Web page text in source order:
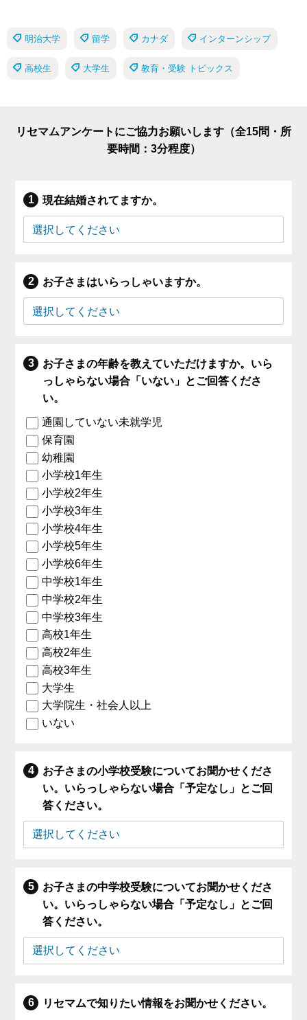
明治大学 留学 カナダ インターンシップ
高校生 大学生 教育・受験 トピックス
リセマムアンケートにご協力お願いします（全15問・所
要時間：3分程度）
現在結婚されてますか。
お子さまはいらっしゃいますか。
お子さまの年齢を教えていただけますか。いら
っしゃらない場合「いない」とご回答くださ
い。
通園していない未就学児
保育園
幼稚園
小学校1年生
小学校2年生
小学校3年生
小学校4年生
小学校5年生
小学校6年生
中学校1年生
中学校2年生
中学校3年生
高校1年生
高校2年生
高校3年生
大学生
大学院生・社会人以上
いない
お子さまの小学校受験についてお聞かせくださ
い。いらっしゃらない場合「予定なし」とご回
答ください。
お子さまの中学校受験についてお聞かせくださ
い。いらっしゃらない場合「予定なし」とご回
答ください。
リセマムで知りたい情報をお聞かせください。